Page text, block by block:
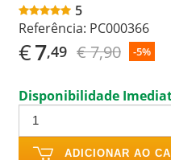
5
Referência: PC000366
€7,49 € 7,90 -5%
Disponibilidade
ADICIONAR AO